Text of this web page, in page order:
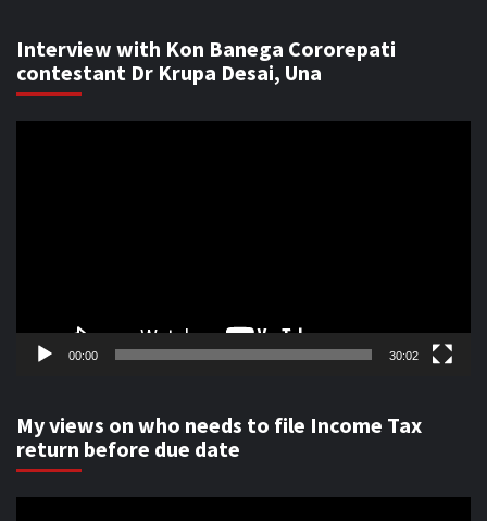
Interview with Kon Banega Cororepati
contestant Dr Krupa Desai, Una
00:00 30:02
My views on who needs to file Income Tax
return before due date